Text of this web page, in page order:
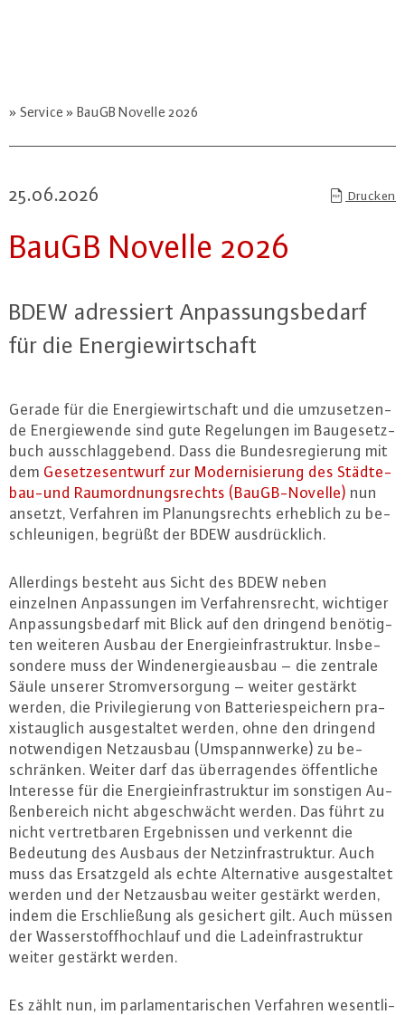
Service BauGB Novelle 2026
25.06.2026 Drucken
BauGB Novelle 2026
BDEW adres­siert An­pas­sungs­be­darf
für die En­er­gie­wirt­schaft
Gerade für die En­er­gie­wirt­schaft und die um­zu­set­zen­
de En­er­gie­wen­de sind gute Re­ge­lun­gen im Bau­ge­setz­
buch aus­schlag­ge­bend. Dass die Bun­des­re­gie­rung mit
dem Ge­set­zes­ent­wurf zur Mo­der­ni­sie­rung des Städ­te­
bau-und Raum­ord­nungs­rechts (Bau­GB-No­vel­le) nun
ansetzt, Verfahren im Pla­nungs­rechts erheblich zu be­
schleu­ni­gen, begrüßt der BDEW aus­drück­lich.
Al­ler­dings besteht aus Sicht des BDEW neben
einzelnen An­pas­sun­gen im Ver­fah­rens­recht, wichtiger
An­pas­sungs­be­darf mit Blick auf den dringend be­nö­tig­
ten weiteren Ausbau der En­er­gie­in­fra­struk­tur. Ins­be­
son­de­re muss der Wind­ener­gie­aus­bau – die zentrale
Säule unserer Strom­ver­sor­gung – weiter gestärkt
werden, die Pri­vi­le­gie­rung von Bat­te­rie­spei­chern pra­
xis­taug­lich aus­ge­stal­tet werden, ohne den dringend
not­wen­di­gen Netz­aus­bau (Um­spann­wer­ke) zu be­
schrän­ken. Weiter darf das über­ra­gen­des öf­fent­li­che
Interesse für die En­er­gie­in­fra­struk­tur im sonstigen Au­
ßen­be­reich nicht ab­ge­schwächt werden. Das führt zu
nicht ver­tret­ba­ren Er­geb­nis­sen und verkennt die
Bedeutung des Ausbaus der Netz­in­fra­struk­tur. Auch
muss das Er­satz­geld als echte Al­ter­na­ti­ve aus­ge­stal­tet
werden und der Netz­aus­bau weiter gestärkt werden,
indem die Er­schlie­ßung als gesichert gilt. Auch müssen
der Was­ser­stoff­hoch­lauf und die Lad­ein­fra­struk­tur
weiter gestärkt werden.
Es zählt nun, im par­la­men­ta­ri­schen Verfahren we­sent­li­